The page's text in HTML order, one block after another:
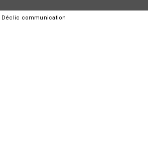
Déclic communication